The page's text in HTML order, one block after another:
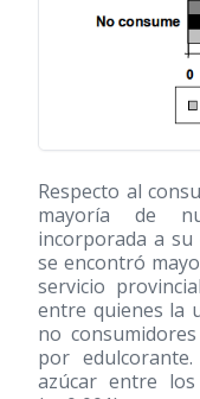
Respecto al
mayoría de
incorporada a
se encontró
servicio
entre quienes la
no
por
azúcar entre